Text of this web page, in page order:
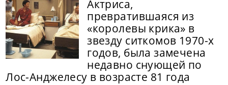
Актриса,
превратившаяся из
«королевы крика» в
звезду ситкомов 1970-х
годов, была замечена
недавно снующей по
Лос-Анджелесу в возрасте 81 года